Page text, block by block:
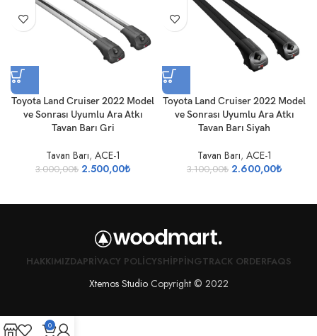
Toyota Land Cruiser 2022 Model
ve Sonrası Uyumlu Ara Atkı
Tavan Barı Gri
Tavan Barı, ACE-1
3.000,00₺ 2.500,00₺
Toyota Land Cruiser 2022 Model
ve Sonrası Uyumlu Ara Atkı
Tavan Barı Siyah
Tavan Barı, ACE-1
3.100,00₺ 2.600,00₺
HAKKIMIZDAPRIVACY POLICYSHIPPINGTRACK ORDERFAQS
Xtemos StudioCopyright © 2022
0